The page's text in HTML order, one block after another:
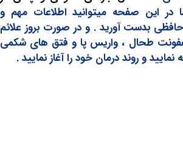
میتوانید اطلاعات مهم و
آورید . و در صورت بروز علائم
طحال ، واریس پا و فتق های شکمی
درمان خود را آغاز نمایید .